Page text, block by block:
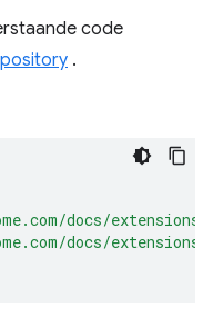
code
.
docs/
docs/